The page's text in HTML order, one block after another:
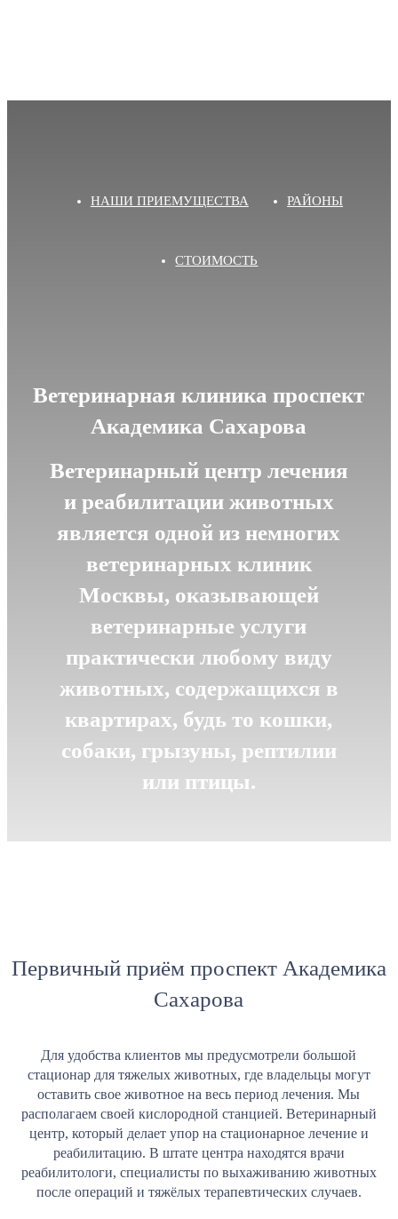
НАШИ ПРИЕМУЩЕСТВА РАЙОНЫ
СТОИМОСТЬ
Ветеринарная клиника проспект
Академика Сахарова
Ветеринарный центр лечения
и реабилитации животных
является одной из немногих
ветеринарных клиник
Москвы, оказывающей
ветеринарные услуги
практически любому виду
животных, содержащихся в
квартирах, будь то кошки,
собаки, грызуны, рептилии
или птицы.
Первичный приём проспект Академика
Сахарова
Для удобства клиентов мы предусмотрели большой
стационар для тяжелых животных, где владельцы могут
оставить свое животное на весь период лечения. Мы
располагаем своей кислородной станцией. Ветеринарный
центр, который делает упор на стационарное лечение и
реабилитацию. В штате центра находятся врачи
реабилитологи, специалисты по выхаживанию животных
после операций и тяжёлых терапевтических случаев.